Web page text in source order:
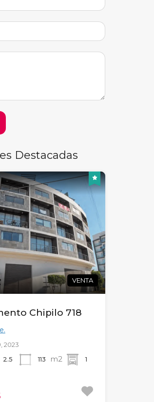
Destacadas
VENTA
Chipilo 718
2023
2.5 113 m2 1